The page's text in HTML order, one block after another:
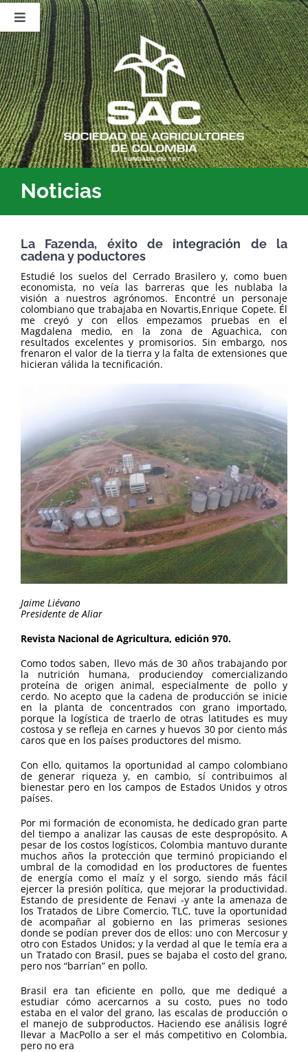
Saltar
contenido
Toggle
Navigation
Nosotros
Publicaciones
Sala de Prensa
Eventos
Noticias
La Fazenda, éxito de integración de la
cadena y poductores
Estudié los suelos del Cerrado Brasilero y, como buen
economista, no veía las barreras que les nublaba la
visión a nuestros agrónomos. Encontré un personaje
colombiano que trabajaba en Novartis,Enrique Copete. Él
me creyó y con ellos empezamos pruebas en el
Magdalena medio, en la zona de Aguachica, con
resultados excelentes y promisorios. Sin embargo, nos
frenaron el valor de la tierra y la falta de extensiones que
hicieran válida la tecnificación.
Jaime Liévano
Presidente de Aliar
Revista Nacional de Agricultura, edición 970.
Como todos saben, llevo más de 30 años trabajando por
la nutrición humana, produciendoy comercializando
proteína de origen animal, especialmente de pollo y
cerdo. No acepto que la cadena de producción se inicie
en la planta de concentrados con grano importado,
porque la logística de traerlo de otras latitudes es muy
costosa y se refleja en carnes y huevos 30 por ciento más
caros que en los países productores del mismo.
Con ello, quitamos la oportunidad al campo colombiano
de generar riqueza y, en cambio, sí contribuimos al
bienestar pero en los campos de Estados Unidos y otros
países.
Por mi formación de economista, he dedicado gran parte
del tiempo a analizar las causas de este despropósito. A
pesar de los costos logísticos, Colombia mantuvo durante
muchos años la protección que terminó propiciando el
umbral de la comodidad en los productores de fuentes
de energía como el maíz y el sorgo, siendo más fácil
ejercer la presión política, que mejorar la productividad.
Estando de presidente de Fenavi -y ante la amenaza de
los Tratados de Libre Comercio, TLC, tuve la oportunidad
de acompañar al gobierno en las primeras sesiones
donde se podían prever dos de ellos: uno con Mercosur y
otro con Estados Unidos; y la verdad al que le temía era a
un Tratado con Brasil, pues se bajaba el costo del grano,
pero nos “barrían” en pollo.
Brasil era tan eficiente en pollo, que me dediqué a
estudiar cómo acercarnos a su costo, pues no todo
estaba en el valor del grano, las escalas de producción o
el manejo de subproductos. Haciendo ese análisis logré
llevar a MacPollo a ser el más competitivo en Colombia,
pero no era